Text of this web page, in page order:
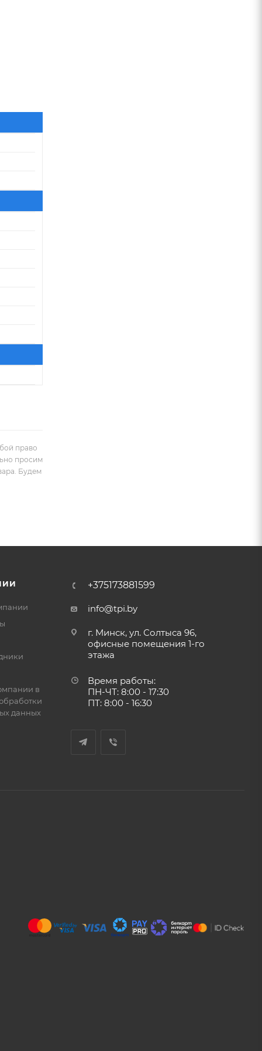
право
просим
Будем
в
данных
+375173881599
info@tpi.by
г. Минск, ул. Солтыса 96,
офисные помещения 1-го
этажа
Время работы:
ПН-ЧТ: 8:00 - 17:30
ПТ: 8:00 - 16:30